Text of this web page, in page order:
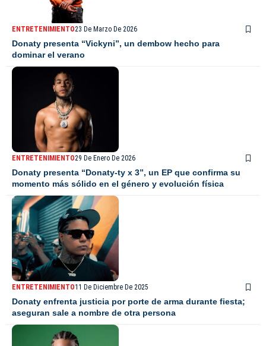
ENTRETENIMIENTO23 De Marzo De 2026
Donaty presenta “Vickyni”, un dembow hecho para
dominar el verano
ENTRETENIMIENTO29 De Enero De 2026
Donaty presenta “Donaty-ty x 3”, un EP que confirma su
momento más sólido en el género y evolución física
ENTRETENIMIENTO11 De Diciembre De 2025
Donaty enfrenta justicia por porte de arma durante fiesta;
aseguran sale a nombre de otra persona